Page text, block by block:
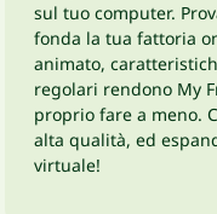
sul tuo computer.
fonda la tua fattoria
animato,
regolari rendono My
proprio fare a meno.
alta qualità, ed
virtuale!